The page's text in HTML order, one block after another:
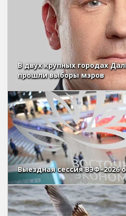
В двух крупных городах
прошли выборы мэров
Выездная сессия ВЭФ–2026